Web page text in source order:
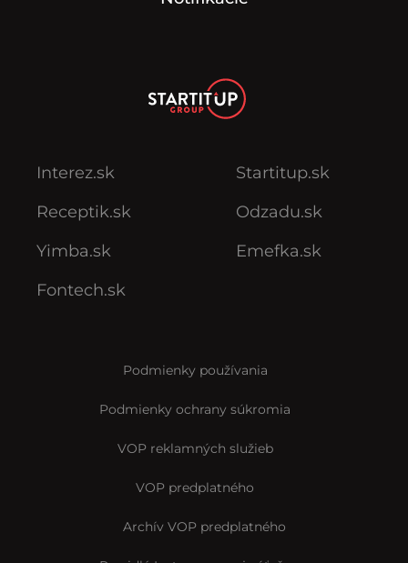
Interez.sk
Receptik.sk
Yimba.sk
Fontech.sk
Startitup.sk
Odzadu.sk
Emefka.sk
Podmienky používania
Podmienky ochrany súkromia
VOP reklamných služieb
VOP predplatného
Archív VOP predplatného